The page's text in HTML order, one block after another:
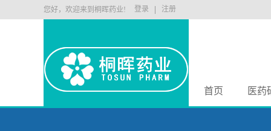
您好，欢迎来到桐晖药业! 注册
登录
首页 医药